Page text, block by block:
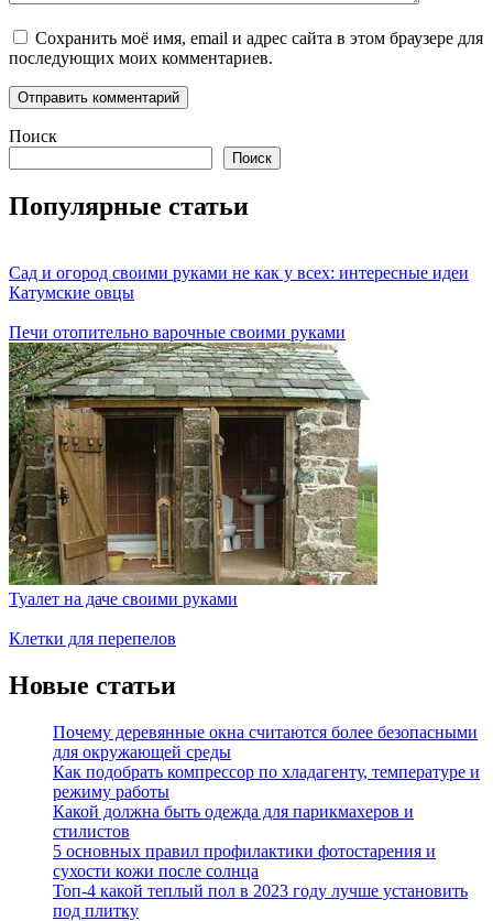
Сохранить моё имя, email и адрес сайта в этом браузере для
последующих моих комментариев.
Поиск
Поиск
Популярные статьи
Сад и огород своими руками не как у всех: интересные идеи
Катумские овцы
Печи отопительно варочные своими руками
Туалет на даче своими руками
Клетки для перепелов
Новые статьи
Почему деревянные окна считаются более безопасными
для окружающей среды
Как подобрать компрессор по хладагенту, температуре и
режиму работы
Какой должна быть одежда для парикмахеров и
стилистов
5 основных правил профилактики фотостарения и
сухости кожи после солнца
Топ-4 какой теплый пол в 2023 году лучше установить
под плитку